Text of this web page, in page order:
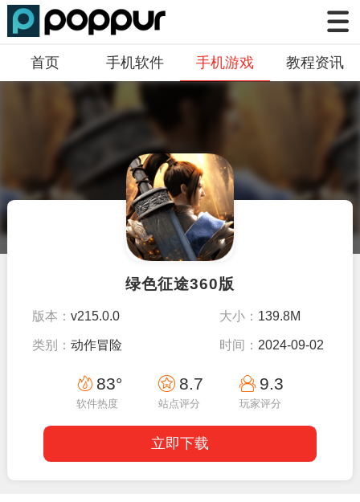
首页 手机软件 手机游戏 教程资讯
绿色征途360版
版本：v215.0.0 大小： 139.8M
类别：动作冒险 时间： 2024-09-02
20:20:02
83°
软件热度
8.7
站点评分
9.3
玩家评分
立即下载